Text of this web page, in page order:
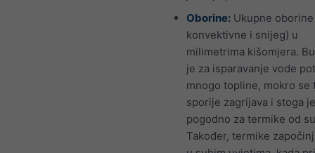
Oborine: Ukupne
konvektivne i snijeg) u
milimetrima kišomjera.
je za isparavanje vode
mnogo topline, mokro se
sporije zagrijava i stoga
pogodno za termike od
Također, termike